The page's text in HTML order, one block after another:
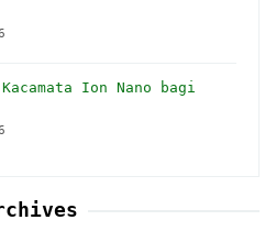
Ion Nano bagi